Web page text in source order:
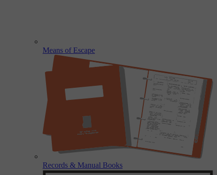
Means of Escape
Records & Manual Books